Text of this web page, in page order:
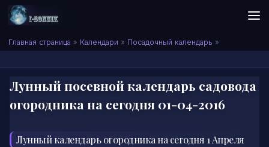
Skip to content
Сонник I-SONNIK.COM
Главная страница » Календари » Посадочный календарь »
Лунный посевной календарь садовода
огородника на сегодня 01-04-2016
Лунный календарь огородника на сегодня 1 Апреля